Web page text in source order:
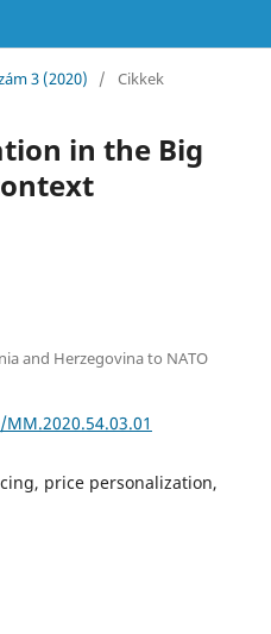
3 (2020) / Cikkek
in the Big
and Herzegovina to NATO
price personalization,